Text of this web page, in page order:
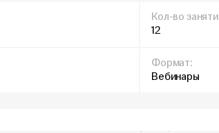
Кол-во
12
Формат:
Вебинары